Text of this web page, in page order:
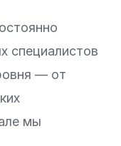
специалистов
— от
мы